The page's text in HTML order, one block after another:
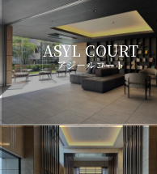
ASYL COURT
アジールコート